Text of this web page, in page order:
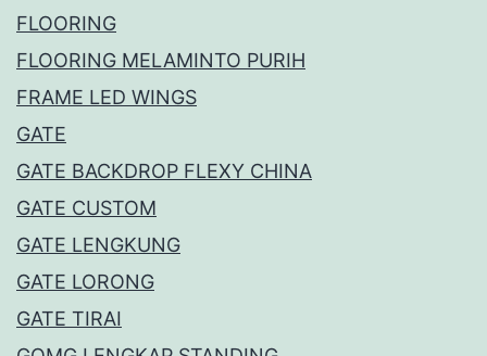
FLOORING
FLOORING MELAMINTO PURIH
FRAME LED WINGS
GATE
GATE BACKDROP FLEXY CHINA
GATE CUSTOM
GATE LENGKUNG
GATE LORONG
GATE TIRAI